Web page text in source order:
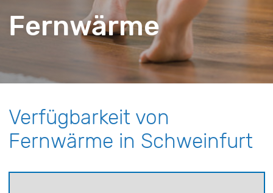
Fernwärme
Verfügbarkeit von
Fernwärme in Schweinfurt